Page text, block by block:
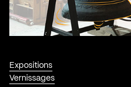
Expositions
Vernissages